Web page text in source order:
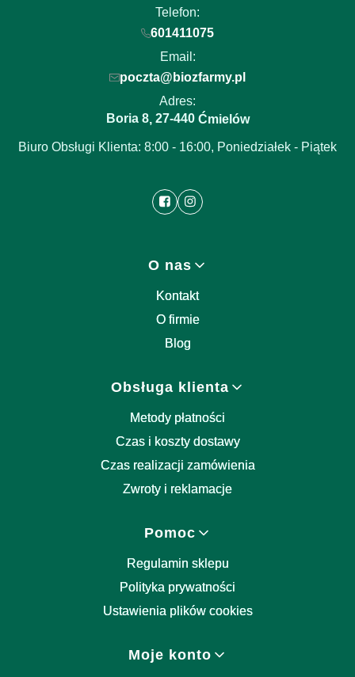
Telefon:
601411075
Email:
poczta@biozfarmy.pl
Adres:
Boria 8, 27-440Ćmielów
Biuro Obsługi Klienta: 8:00 - 16:00, Poniedziałek - Piątek
O nas
Kontakt
O firmie
Blog
Obsługa klienta
Metody płatności
Czas i koszty dostawy
Czas realizacji zamówienia
Zwroty i reklamacje
Pomoc
Regulamin sklepu
Polityka prywatności
Ustawienia plików cookies
Moje konto